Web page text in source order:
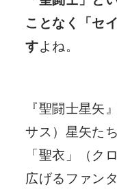
ことなく「セ
すよね。
『聖闘士星矢
サス）星矢た
「聖衣」（ク
広げるファン